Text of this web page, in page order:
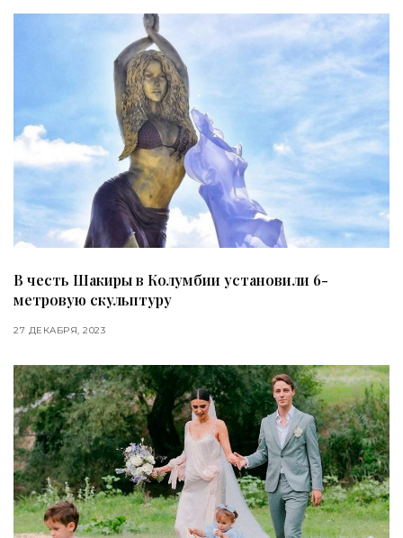
В честь Шакиры в Колумбии установили 6-
метровую скульптуру
27 ДЕКАБРЯ, 2023